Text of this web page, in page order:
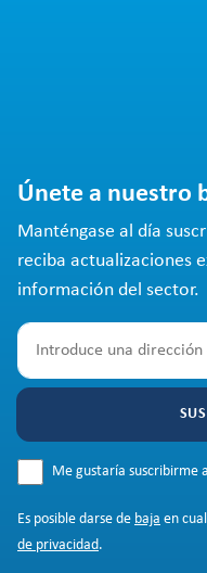
Únete a nuestro
Manténgase al día
reciba actualizaciones
información del sector.
Me gustaría
Es posible darse de baja en
de privacidad.